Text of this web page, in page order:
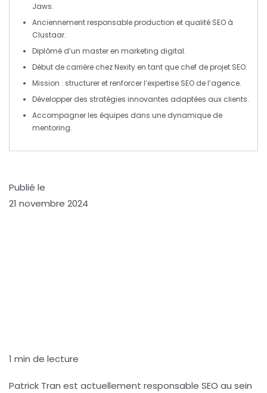
Jaws.
Anciennement responsable production et qualité SEO à
Clustaar.
Diplômé d’un master en marketing digital.
Début de carrière chezNexity en tant que chef de projet SEO.
Mission : structurer et renforcer l’expertise SEO de l’agence.
Développer des stratégies innovantes adaptées aux clients.
Accompagner les équipes dans une dynamique de
mentoring.
Publié le
21 novembre 2024
1 min de lecture
Patrick Tran est actuellement responsable SEO au sein